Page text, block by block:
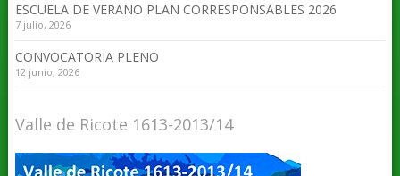
ESCUELA DE VERANO PLAN CORRESPONSABLES 2026
7 julio, 2026
CONVOCATORIA PLENO
12 junio, 2026
Valle de Ricote 1613-2013/14